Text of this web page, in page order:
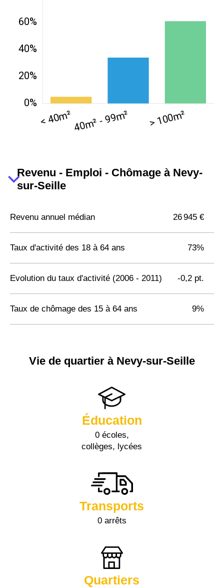
Revenu - Emploi - Chômage à Nevy-
sur-Seille
Revenu annuel médian 26 945 €
Taux d'activité des 18 à 64 ans 73%
Evolution du taux d'activité (2006 - 2011) -0,2 pt.
Taux de chômage des 15 à 64 ans 9%
Vie de quartier à Nevy-sur-Seille
Éducation
0 écoles,
collèges, lycées
Transports
0 arrêts
Quartiers